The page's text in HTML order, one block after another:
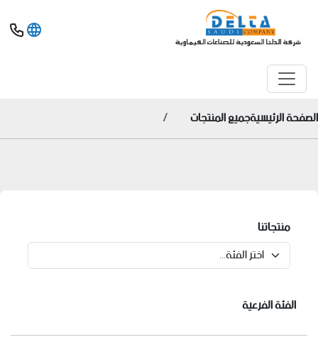
الصفحة الرئيسيةجميع المنتجات
منتجاتنا
الفئة الفرعية